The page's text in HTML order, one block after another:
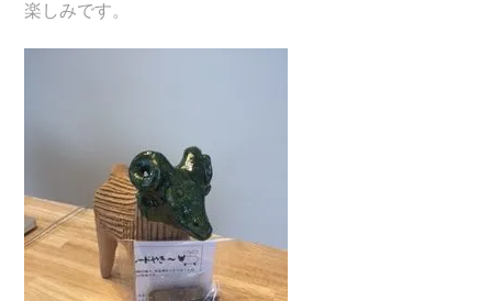
楽しみです。